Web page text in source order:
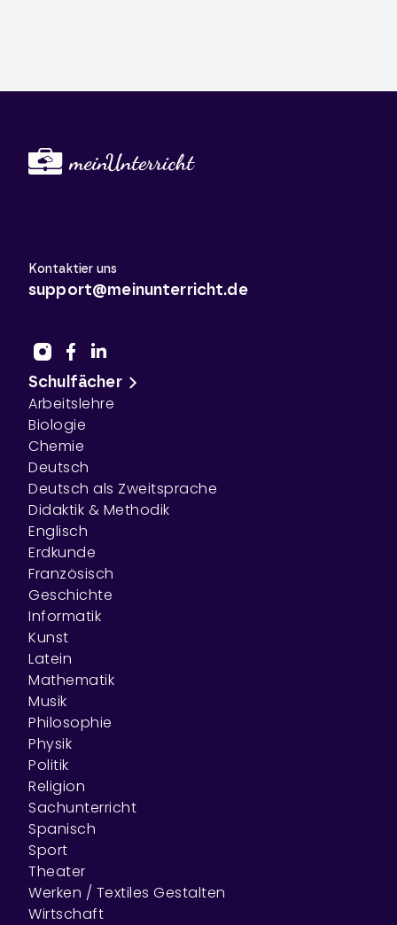
Kontaktier uns
support@meinunterricht.de
Schulfächer
Arbeitslehre
Biologie
Chemie
Deutsch
Deutsch als Zweitsprache
Didaktik & Methodik
Englisch
Erdkunde
Französisch
Geschichte
Informatik
Kunst
Latein
Mathematik
Musik
Philosophie
Physik
Politik
Religion
Sachunterricht
Spanisch
Sport
Theater
Werken / Textiles Gestalten
Wirtschaft